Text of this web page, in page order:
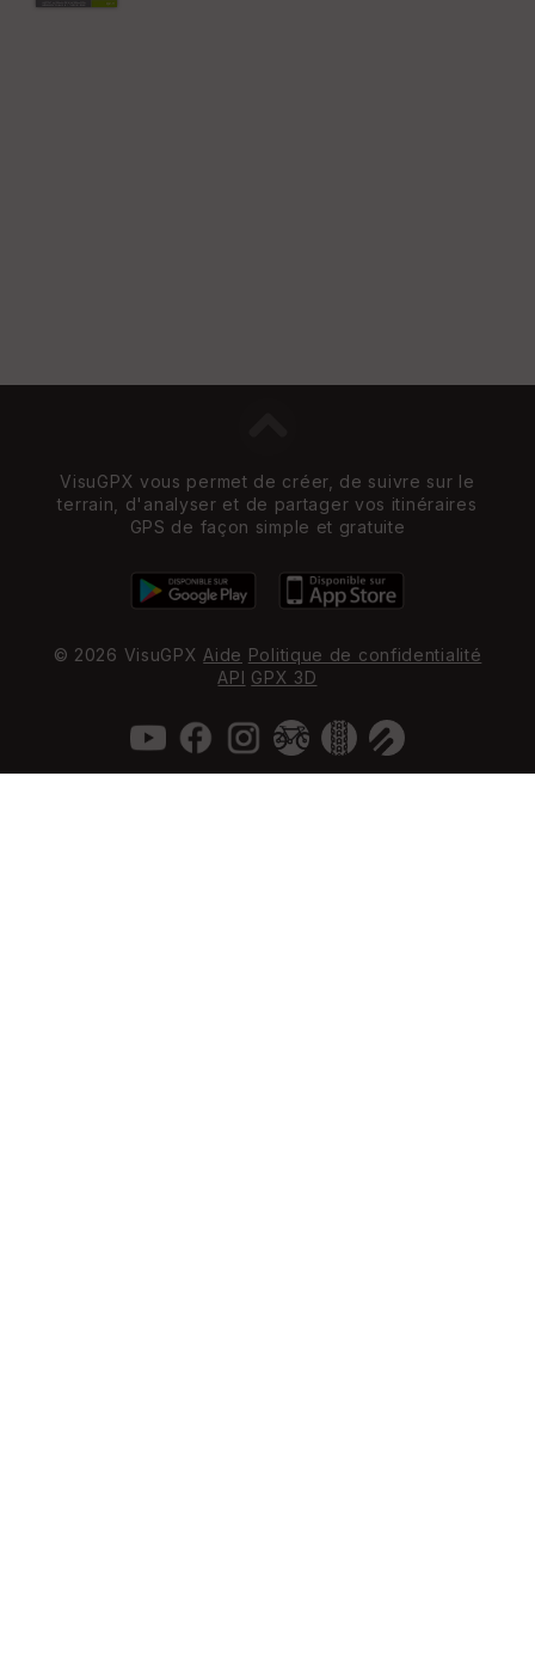
VisuGPX vous permet de créer, de suivre sur le
terrain, d'analyser et de partager vos itinéraires
GPS de façon simple et gratuite
© 2026 VisuGPX Aide Politique de confidentialité
API GPX 3D